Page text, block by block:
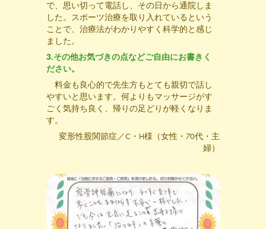
で、思い切って電話し、その日から通院しま
した。スポーツ治療を取り入れているという
ことで、治療法がわかりやすく科学的と感じ
ました。
3.その他お気づきの点などご自由にお書きく
ださい。
料金も良心的で先生方もとても親切で話し
やすいと思います。何よりもマッサージがす
ごく気持ち良く、帰りの足どりが軽くなりま
す。
変形性股関節症／C・H様（女性・70代・主
婦）